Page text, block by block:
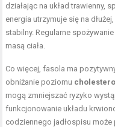
działając na układ trawienny,
energia utrzymuje się na
stabilny. Regularne
masą ciała.
Co więcej, fasola ma
obniżanie poziomu
mogą zmniejszać ryzyko
funkcjonowanie układu
codziennego jadłospisu